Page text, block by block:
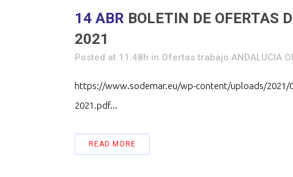
14 ABR BOLETIN DE OFERTAS
2021
Posted at 11:48h in Ofertas trabajo ANDALUCIA
https://www.sodemar.eu/wp-content/uploads/2021/04/
2021.pdf...
READ MORE